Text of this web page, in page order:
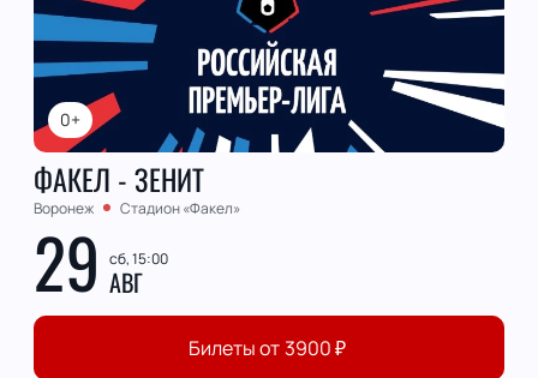
0+
ФАКЕЛ - ЗЕНИТ
Воронеж Стадион «Факел»
29 сб, 15:00
АВГ
Билеты от 3900₽